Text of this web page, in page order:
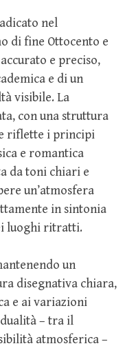
nel
di fine Ottocento e
e preciso,
e di un
visibile. La
con una struttura
riflette i principi
e romantica
da toni chiari e
un’atmosfera
in sintonia
luoghi ritratti.
un
disegnativa chiara,
e ai variazioni
– tra il
atmosferica –